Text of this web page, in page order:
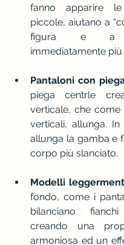
fanno apparire
piccole, aiutano a
figura e a
immediatamente più
Pantaloni con
piega centrle
verticale, che
verticali, allunga.
allunga la gamba e
corpo più slanciato.
Modelli
fondo, come i
bilanciano
creando una
armoniosa ed un